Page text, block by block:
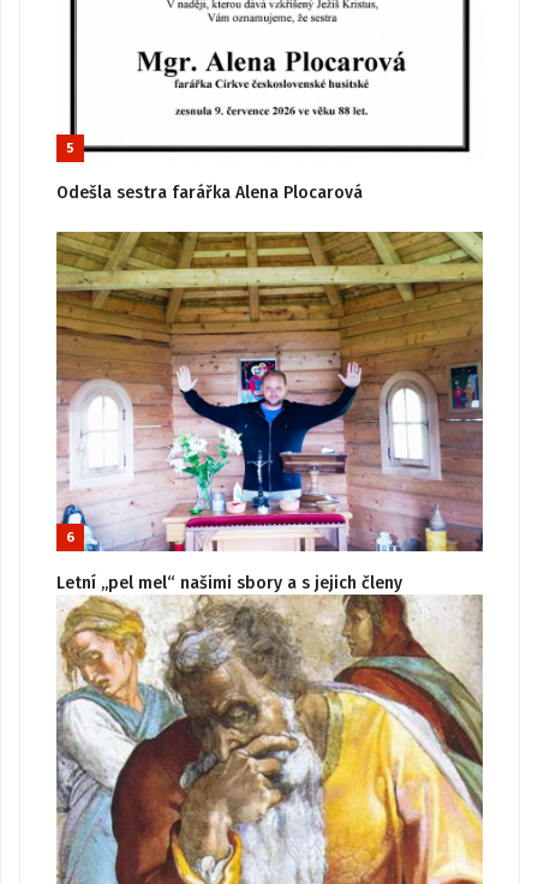
5
Odešla sestra farářka Alena Plocarová
6
Letní „pel mel“ našimi sbory a s jejich členy